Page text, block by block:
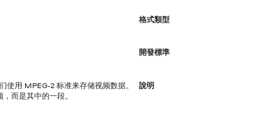
使用 MPEG-2 标准来存储视频数据。
而是其中的一段。
格式類型
開發標準
說明